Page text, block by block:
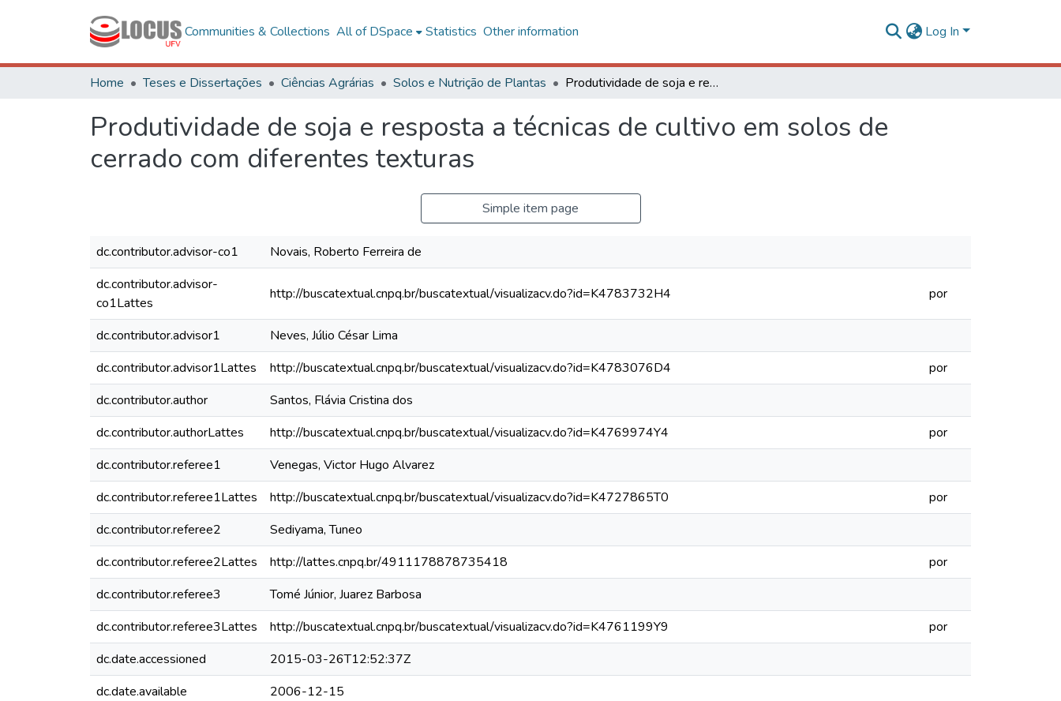
Communities & Collections All of DSpace Statistics Other information Log In
Home Teses e Dissertações Ciências Agrárias Solos e Nutrição de Plantas Produtividade de soja e resposta a técnicas de cultivo em solos de cerrado com diferentes texturas
Produtividade de soja e resposta a técnicas de cultivo em solos de
cerrado com diferentes texturas
Simple item page
dc.contributor.advisor-co1
Novais, Roberto Ferreira de
dc.contributor.advisor-
co1Lattes
http://buscatextual.cnpq.br/buscatextual/visualizacv.do?id=K4783732H4 por
dc.contributor.advisor1
Neves, Júlio César Lima
dc.contributor.advisor1Lattes
http://buscatextual.cnpq.br/buscatextual/visualizacv.do?id=K4783076D4
por
dc.contributor.author
Santos, Flávia Cristina dos
dc.contributor.authorLattes
http://buscatextual.cnpq.br/buscatextual/visualizacv.do?id=K4769974Y4
por
dc.contributor.referee1
Venegas, Victor Hugo Alvarez
dc.contributor.referee1Lattes
http://buscatextual.cnpq.br/buscatextual/visualizacv.do?id=K4727865T0
por
dc.contributor.referee2
Sediyama, Tuneo
dc.contributor.referee2Lattes
http://lattes.cnpq.br/4911178878735418
por
dc.contributor.referee3
Tomé Júnior, Juarez Barbosa
dc.contributor.referee3Lattes
http://buscatextual.cnpq.br/buscatextual/visualizacv.do?id=K4761199Y9
por
dc.date.accessioned
2015-03-26T12:52:37Z
dc.date.available
2006-12-15